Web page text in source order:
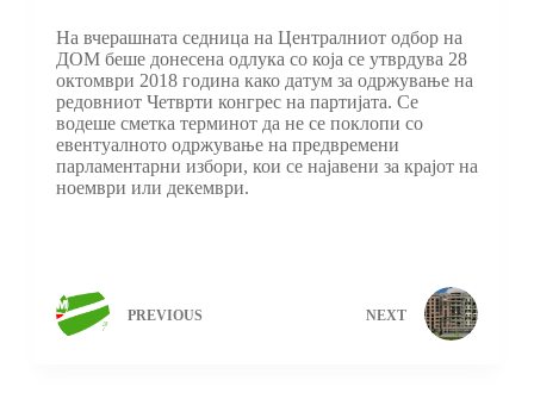
На вчерашната седница на Централниот одбор на
ДОМ беше донесена одлука со која се утврдува 28
октомври 2018 година како датум за одржување на
редовниот Четврти конгрес на партијата. Се
водеше сметка терминот да не се поклопи со
евентуалното одржување на предвремени
парламентарни избори, кои се најавени за крајот на
ноември или декември.
PREVIOUS NEXT